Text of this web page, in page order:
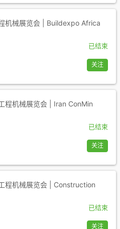
机械展览会 | Buildexpo Africa
已结束
关注
程机械展览会 | Iran ConMin
已结束
关注
程机械展览会 | Construction
已结束
关注